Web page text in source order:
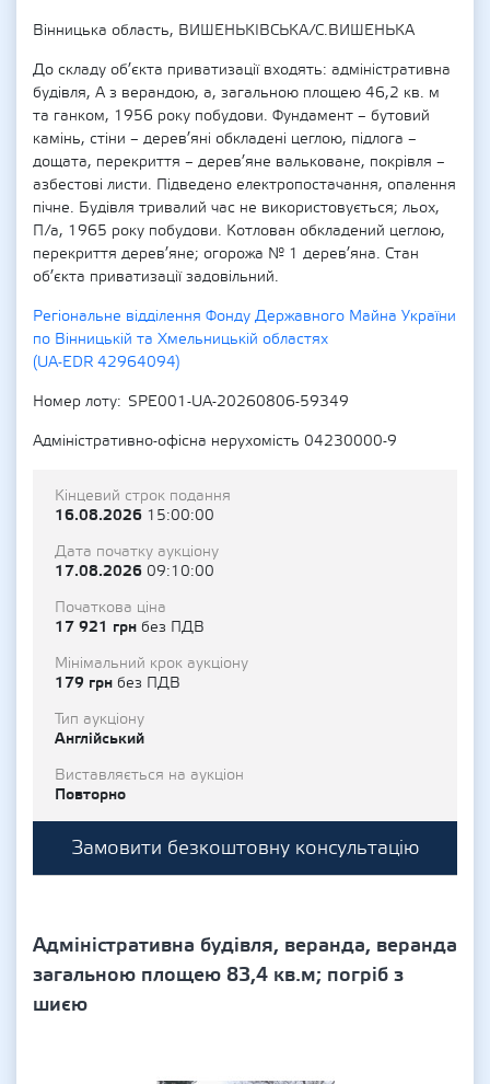
Вінницька область, ВИШЕНЬКІВСЬКА/С.ВИШЕНЬКА
До складу об’єкта приватизації входять: адміністративна
будівля, А з верандою, а, загальною площею 46,2 кв. м
та ганком, 1956 року побудови. Фундамент – бутовий
камінь, стіни – дерев’яні обкладені цеглою, підлога –
дощата, перекриття – дерев’яне вальковане, покрівля –
азбестові листи. Підведено електропостачання, опалення
пічне. Будівля тривалий час не використовується; льох,
П/а, 1965 року побудови. Котлован обкладений цеглою,
перекриття дерев’яне; огорожа № 1 дерев’яна. Стан
об’єкта приватизації задовільний.
Регіональне відділення Фонду Державного Майна України
по Вінницькій та Хмельницькій областях
(UA-EDR 42964094)
Номер лоту
SPE001-UA-20260806-59349
Адміністративно-офісна нерухомість 04230000-9
Кінцевий строк подання
16.08.2026 15:00:00
Дата початку аукціону
17.08.2026 09:10:00
Початкова ціна
17 921 грн без ПДВ
Мінімальний крок аукціону
179 грн без ПДВ
Тип аукціону
Англійський
Виставляється на аукціон
Повторно
Замовити безкоштовну консультацію
Адміністративна будівля, веранда, веранда
загальною площею 83,4 кв.м; погріб з
шиєю